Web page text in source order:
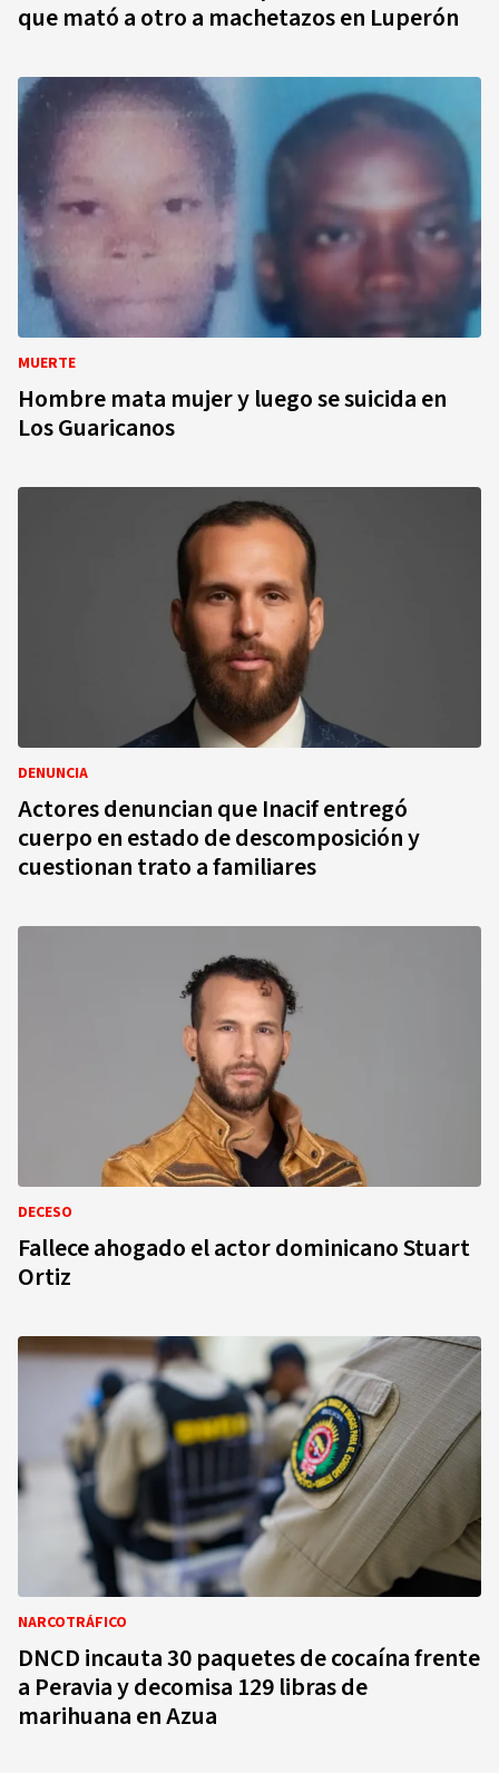
que mató a otro a machetazos en Luperón
MUERTE
Hombre mata mujer y luego se suicida en
Los Guaricanos
DENUNCIA
Actores denuncian que Inacif entregó
cuerpo en estado de descomposición y
cuestionan trato a familiares
DECESO
Fallece ahogado el actor dominicano Stuart
Ortiz
NARCOTRÁFICO
DNCD incauta 30 paquetes de cocaína frente
a Peravia y decomisa 129 libras de
marihuana en Azua